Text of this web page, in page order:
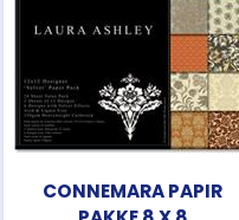
CONNEMARA PAPIR